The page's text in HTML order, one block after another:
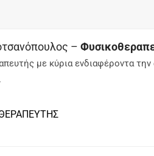
–
με κύρια ενδιαφέροντα